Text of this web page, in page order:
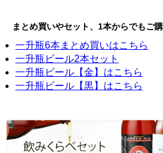
まとめ買いやセット、1本からでもご
一升瓶6本まとめ買いはこちら
一升瓶ビール2本セット
一升瓶ビール【金】はこちら
一升瓶ビール【黒】はこちら